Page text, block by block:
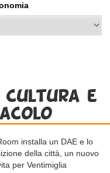
cultura e
installa un DAE e lo
della città, un nuovo
per Ventimiglia